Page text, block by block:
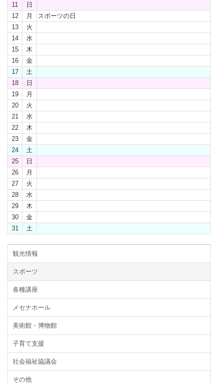
11
日
12
月
スポーツの日
13
火
14
水
15
木
16
金
17
土
18
日
19
月
20
火
21
水
22
木
23
金
24
土
25
日
26
月
27
火
28
水
29
木
30
金
31
土
観光情報
スポーツ
各種講座
メセナホール
美術館・博物館
子育て支援
社会福祉協議会
その他